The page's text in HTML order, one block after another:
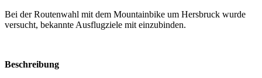
Bei der Routenwahl mit dem Mountainbike um Hersbruck wurde
versucht, bekannte Ausflugziele mit einzubinden.
Beschreibung